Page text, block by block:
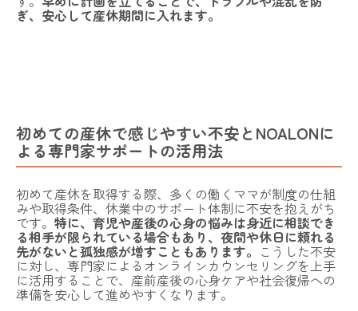
ぎ、安心して産休期間に入れます。
初めての産休で感じやすい不安とNOALONに
よる専門家サポートの活用法
初めて産休を取得する際、多くの働くママが制度の仕組
みや取得条件、休業中のサポート体制に不安を抱えがち
です。 特に、育児や産後の心身の悩みは身近に相談でき
る相手が限られている場合もあり、夜間や休日に頼れる
先がないと孤独感が増すこともあります。 こうした不安
に対し、専門家によるオンラインカウンセリングを上手
に活用することで、産前産後の心身ケアや社会復帰への
準備を安心して進めやすくなります。